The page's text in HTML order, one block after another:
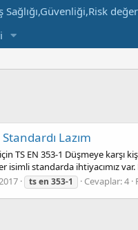
Lazım
TS EN 353-1 Düşmeye karşı
isimli standarda ihtiyacımız
tsen 353-1 Cevaplar: 4